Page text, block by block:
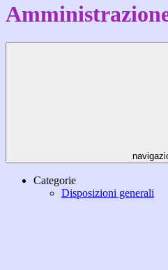
Categorie
Disposizioni generali